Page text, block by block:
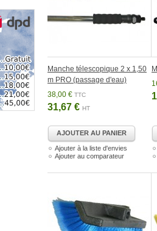
Manche télescopique 2 x 1,50
m PRO (passage d'eau)
38,00 € TTC
31,67 € HT
AJOUTER AU PANIER
Ajouter à la liste d'envies
Ajouter au comparateur